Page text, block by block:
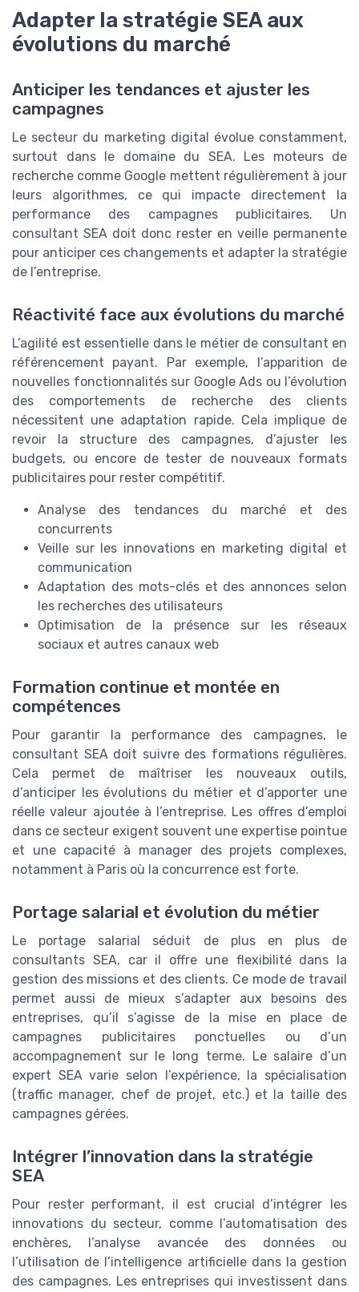
Adapter la stratégie SEA aux
évolutions du marché
Anticiper les tendances et ajuster les
campagnes
Le secteur du marketing digital évolue constamment,
surtout dans le domaine du SEA. Les moteurs de
recherche comme Google mettent régulièrement à jour
leurs algorithmes, ce qui impacte directement la
performance des campagnes publicitaires. Un
consultant SEA doit donc rester en veille permanente
pour anticiper ces changements et adapter la stratégie
de l’entreprise.
Réactivité face aux évolutions du marché
L’agilité est essentielle dans le métier de consultant en
référencement payant. Par exemple, l’apparition de
nouvelles fonctionnalités sur Google Ads ou l’évolution
des comportements de recherche des clients
nécessitent une adaptation rapide. Cela implique de
revoir la structure des campagnes, d’ajuster les
budgets, ou encore de tester de nouveaux formats
publicitaires pour rester compétitif.
Analyse des tendances du marché et des
concurrents
Veille sur les innovations en marketing digital et
communication
Adaptation des mots-clés et des annonces selon
les recherches des utilisateurs
Optimisation de la présence sur les réseaux
sociaux et autres canaux web
Formation continue et montée en
compétences
Pour garantir la performance des campagnes, le
consultant SEA doit suivre des formations régulières.
Cela permet de maîtriser les nouveaux outils,
d’anticiper les évolutions du métier et d’apporter une
réelle valeur ajoutée à l’entreprise. Les offres d’emploi
dans ce secteur exigent souvent une expertise pointue
et une capacité à manager des projets complexes,
notamment à Paris où la concurrence est forte.
Portage salarial et évolution du métier
Le portage salarial séduit de plus en plus de
consultants SEA, car il offre une flexibilité dans la
gestion des missions et des clients. Ce mode de travail
permet aussi de mieux s’adapter aux besoins des
entreprises, qu’il s’agisse de la mise en place de
campagnes publicitaires ponctuelles ou d’un
accompagnement sur le long terme. Le salaire d’un
expert SEA varie selon l’expérience, la spécialisation
(traffic manager, chef de projet, etc.) et la taille des
campagnes gérées.
Intégrer l’innovation dans la stratégie
SEA
Pour rester performant, il est crucial d’intégrer les
innovations du secteur, comme l’automatisation des
enchères, l’analyse avancée des données ou
l’utilisation de l’intelligence artificielle dans la gestion
des campagnes. Les entreprises qui investissent dans